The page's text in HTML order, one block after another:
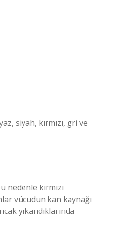
siyah, kırmızı, gri ve
nedenle kırmızı
vücudun kan kaynağı
yıkandıklarında